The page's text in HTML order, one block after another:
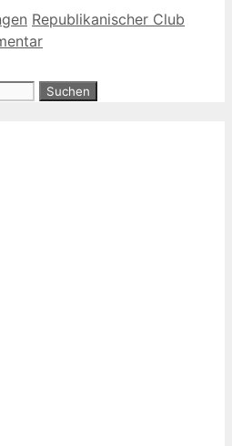
Schlagwörter
Republikanischer Club